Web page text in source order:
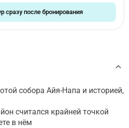
сразу после бронирования
собора Айя-Напа и историей,
считался крайней точкой
в нём